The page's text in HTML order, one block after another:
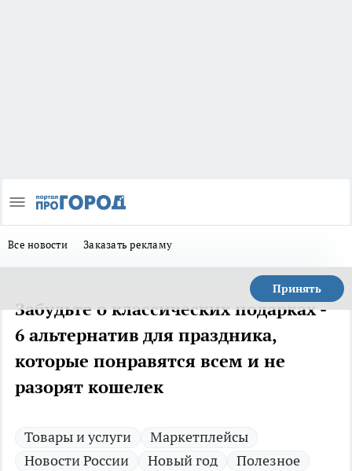
Все новости Заказать рекламу
Принять
Забудьте о классических подарках -
6 альтернатив для праздника,
которые понравятся всем и не
разорят кошелек
Товары и услуги
Маркетплейсы
Новости России
Новый год
Полезное